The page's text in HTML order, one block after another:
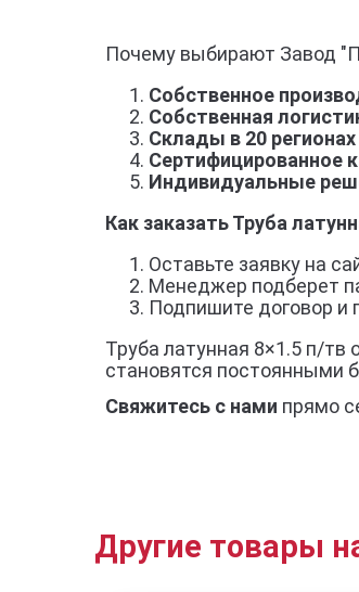
Почему выбирают Завод
Собственное
Собственная
Склады в 20 регионах
Сертифицированное
Индивидуальные
Как заказать Труба
Оставьте заявку на
Менеджер подберет
Подпишите договор и
Труба латунная 8×1.5 п/тв
становятся постоянными
Свяжитесь с нами прямо
Другие товары